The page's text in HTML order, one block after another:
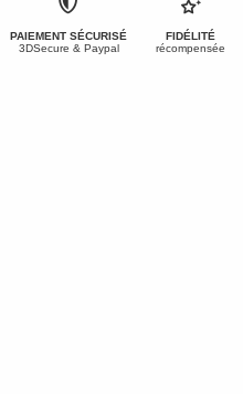
PAIEMENT SÉCURISÉ
3DSecure & Paypal
FIDÉLITÉ
récompensée